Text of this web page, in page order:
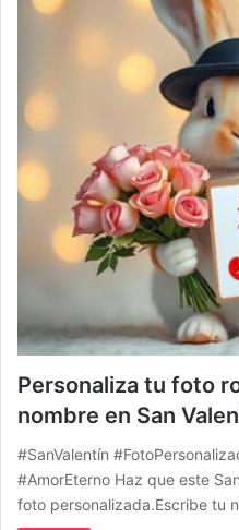
Personaliza tu foto
nombre en San
#SanValentín
#AmorEterno Haz que este
foto personalizada.Escribe tu